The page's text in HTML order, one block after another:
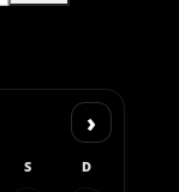
›
S D